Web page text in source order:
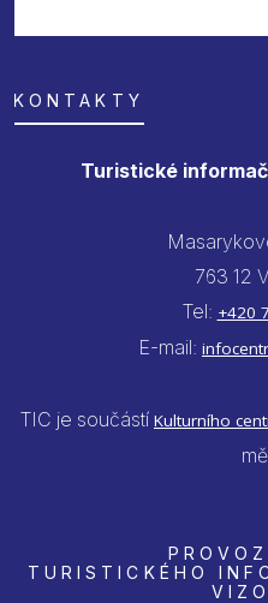
KONTAKTY
Turistické
763 12
Tel: +420
E-mail:
TIC je součástí Kulturního
TURISTICKÉHO